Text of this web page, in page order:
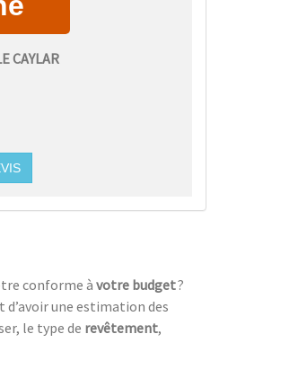
CAYLAR
conforme à votre budget?
d’avoir une estimation des
le type de revêtement,